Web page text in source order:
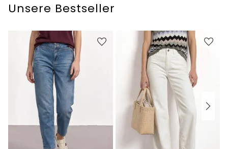
Unsere Bestseller